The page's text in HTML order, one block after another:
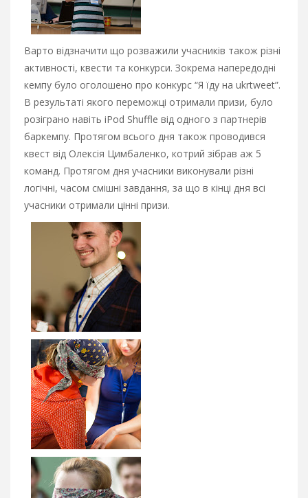
Варто відзначити що розважили учасників також різні
активності, квести та конкурси. Зокрема напередодні
кемпу було оголошено про конкурс “Я їду на ukrtweet”.
В результаті якого переможці отримали призи, було
розіграно навіть iPod Shuffle від одного з партнерів
баркемпу. Протягом всього дня також проводився
квест від Олексія Цимбаленко, котрий зібрав аж 5
команд. Протягом дня учасники виконували різні
логічні, часом смішні завдання, за що в кінці дня всі
учасники отримали цінні призи.